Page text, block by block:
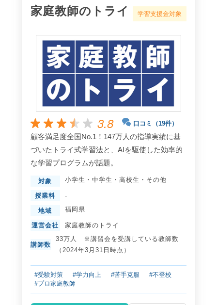
家庭教師のトライ 学習支援金対象
3.8 口コミ（19件）
顧客満足度全国No.1！147万人の指導実績に基
づいたトライ式学習法と、AIを駆使した効率的
な学習プログラムが話題。
対象 小学生 ・ 中学生 ・ 高校生 ・ その他
授業料 -
地域 福岡県
運営会社 家庭教師のトライ
講師数
33万人 ※講習会を受講している教師数
（2024年3月31日時点）
#受験対策 #学力向上 #苦手克服
#不登校
#プロ家庭教師